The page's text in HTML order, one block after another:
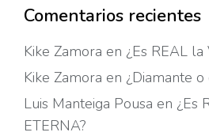
Comentarios recientes
Kike Zamora en ¿Es REAL
Kike Zamora en ¿Diamante o
Luis Manteiga Pousa en ¿Es
ETERNA?